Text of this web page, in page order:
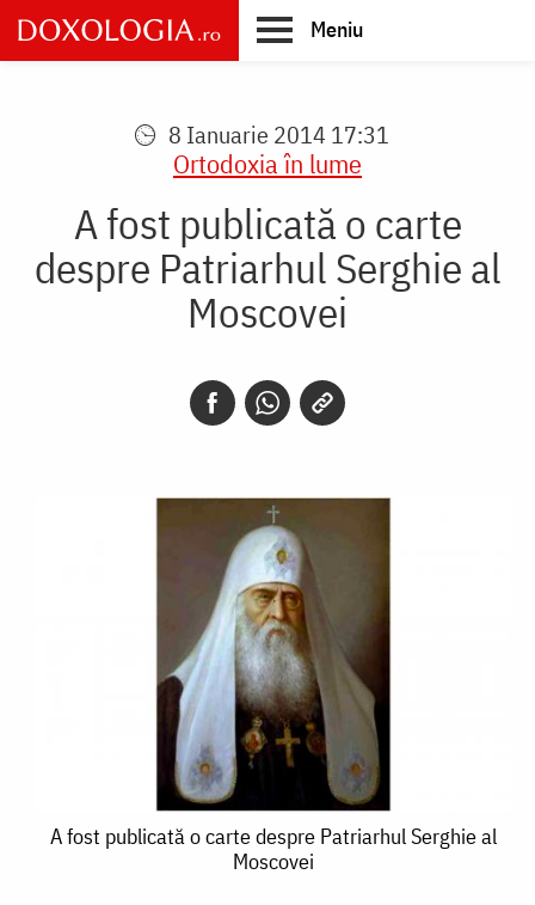
Skip
to
main
Meniu
8 Ianuarie 2014 17:31
Ortodoxia în lume
A fost publicată o carte
despre Patriarhul Serghie al
Moscovei
AA fost publicată o carte despre Patriarhul Serghie al
Moscovei